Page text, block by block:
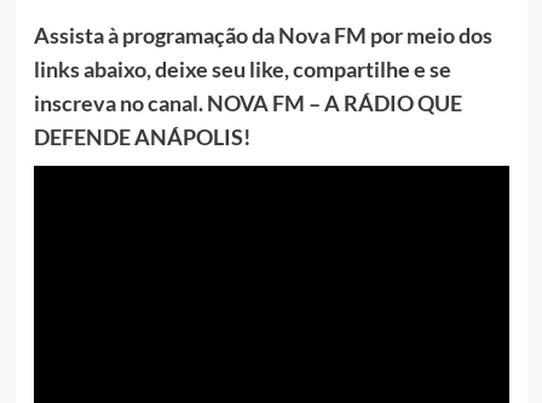
Assista à programação da Nova FM por meio dos
links abaixo, deixe seu like, compartilhe e se
inscreva no canal. NOVA FM – A RÁDIO QUE
DEFENDE ANÁPOLIS!